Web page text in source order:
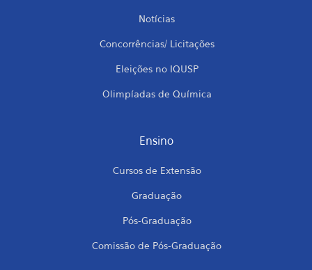
Notícias
Concorrências/ Licitações
Eleições no IQUSP
Olimpíadas de Química
Ensino
Cursos de Extensão
Graduação
Pós-Graduação
Comissão de Pós-Graduação